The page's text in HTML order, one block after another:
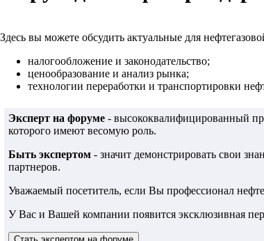
Здесь вы можете обсудить актуальные для
налогообложение и законодательство;
ценообразование и анализ рынка;
технологии переработки и транспортировки
Эксперт на форуме - высококвалифицированный
которого имеют весомую роль.
Быть экспертом - значит демонстрировать свои
партнеров.
Уважаемый посетитель, если Вы профессионал
У Вас и Вашей компании появится эксклюзивная